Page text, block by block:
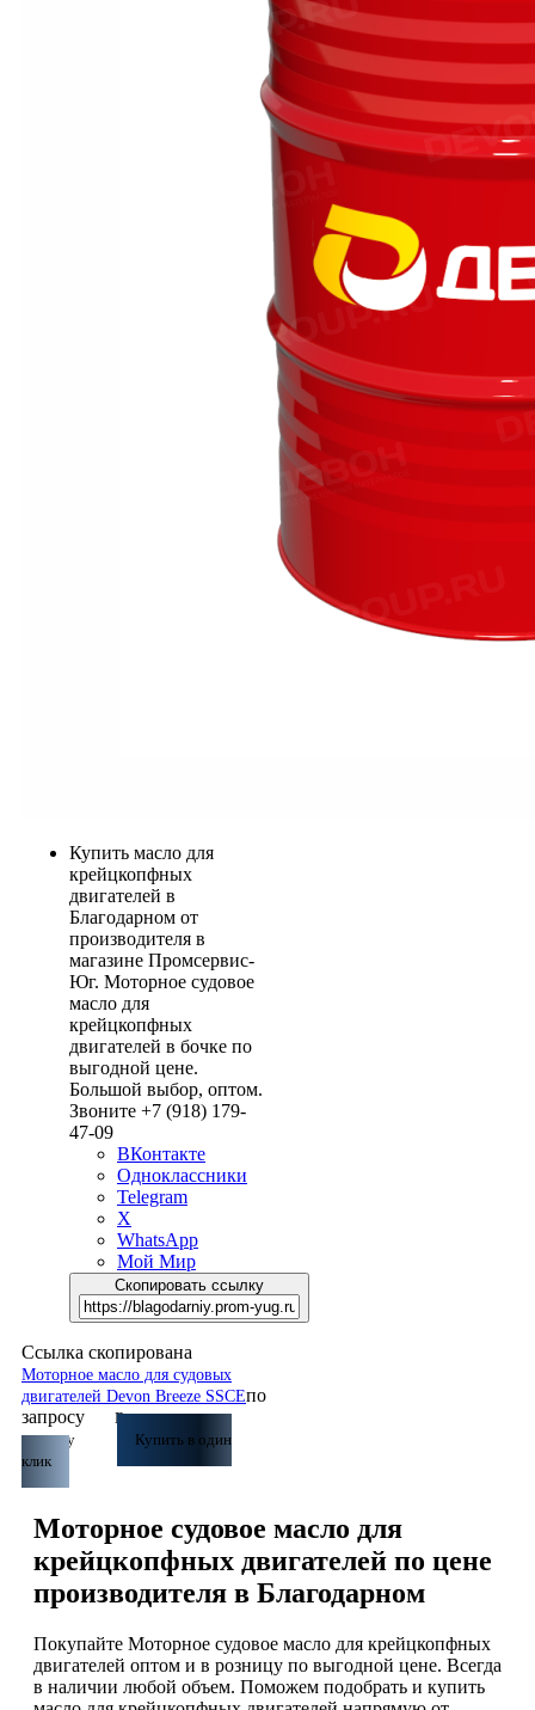
Купить масло для
крейцкопфных
двигателей в
Благодарном от
производителя в
магазине Промсервис-
Юг. Моторное судовое
масло для
крейцкопфных
двигателей в бочке по
выгодной цене.
Большой выбор, оптом.
Звоните +7 (918) 179-
47-09
ВКонтакте
Одноклассники
Telegram
X
WhatsApp
Мой Мир
Скопировать ссылку
Ссылка скопирована
Моторное масло для судовых
двигателей Devon Breeze SSCEпо
запросу
В
корзину
Купить в один
клик
Моторное судовое масло для
крейцкопфных двигателей по цене
производителя в Благодарном
Покупайте Моторное судовое масло для крейцкопфных
двигателей оптом и в розницу по выгодной цене. Всегда
в наличии любой объем. Поможем подобрать и купить
Материалы для пищевой промышленности с допуском NSF